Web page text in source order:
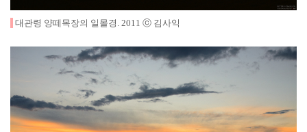
대관령 양떼목장의 일몰경 . 2011 ⓒ 김사익